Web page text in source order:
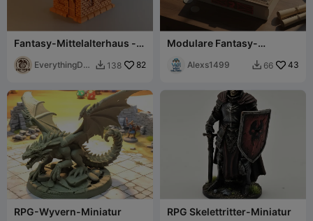
Fantasy-Mittelalterhaus -
DND-Gelände
EverythingDN
 138 82
Modulare Fantasy-
Magnetverschluss
Alexs1499  66 43
RPG-Wyvern-Miniatur RPG Skelettritter-Miniatur